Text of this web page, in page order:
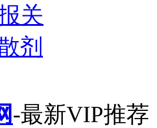
关
剂
-最新VIP推荐